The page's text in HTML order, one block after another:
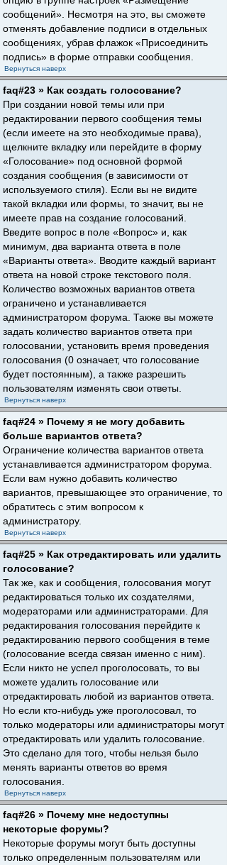
сообщений». Несмотря на это, вы сможете
отменять добавление подписи в отдельных
сообщениях, убрав флажок «Присоединить
подпись» в форме отправки сообщения.
Вернуться наверх
faq#23 » Как создать голосование?
При создании новой темы или при
редактировании первого сообщения темы
(если имеете на это необходимые права),
щелкните вкладку или перейдите в форму
«Голосование» под основной формой
создания сообщения (в зависимости от
используемого стиля). Если вы не видите
такой вкладки или формы, то значит, вы не
имеете прав на создание голосований.
Введите вопрос в поле «Вопрос» и, как
минимум, два варианта ответа в поле
«Варианты ответа». Вводите каждый вариант
ответа на новой строке текстового поля.
Количество возможных вариантов ответа
ограничено и устанавливается
администратором форума. Также вы можете
задать количество вариантов ответа при
голосовании, установить время проведения
голосования (0 означает, что голосование
будет постоянным), а также разрешить
пользователям изменять свои ответы.
Вернуться наверх
faq#24 » Почему я не могу добавить
больше вариантов ответа?
Ограничение количества вариантов ответа
устанавливается администратором форума.
Если вам нужно добавить количество
вариантов, превышающее это ограничение, то
обратитесь с этим вопросом к
администратору.
Вернуться наверх
faq#25 » Как отредактировать или удалить
голосование?
Так же, как и сообщения, голосования могут
редактироваться только их создателями,
модераторами или администраторами. Для
редактирования голосования перейдите к
редактированию первого сообщения в теме
(голосование всегда связан именно с ним).
Если никто не успел проголосовать, то вы
можете удалить голосование или
отредактировать любой из вариантов ответа.
Но если кто-нибудь уже проголосовал, то
только модераторы или администраторы могут
отредактировать или удалить голосование.
Это сделано для того, чтобы нельзя было
менять варианты ответов во время
голосования.
Вернуться наверх
faq#26 » Почему мне недоступны
некоторые форумы?
Некоторые форумы могут быть доступны
только определенным пользователям или